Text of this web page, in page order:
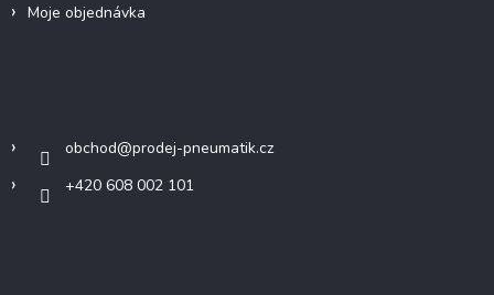
Moje objednávka
obchod@prodej-pneumatik.cz
+420 608 002 101